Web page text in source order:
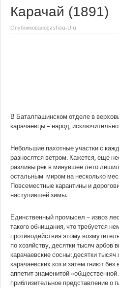
Карачай (1891)
Опубликовано:Jashau-Ulu
В Баталпашинском отделе в
карачаевцы – народ,
Небольшие пахотные участки с
разносятся ветром. Кажется, еще
разливы рек в минувшее лето
остальным миром на несколько
Повсеместные карантины и
наступившей зимы.
Единственный промысел – извоз
такого обнищания, что требуется
противодействия этому
по хозяйству, десятки тысяч арбов
карачаевские сосны: десятки
карачаевских коз и затем гниют
аппетит знаменитой
приблизительное представление о